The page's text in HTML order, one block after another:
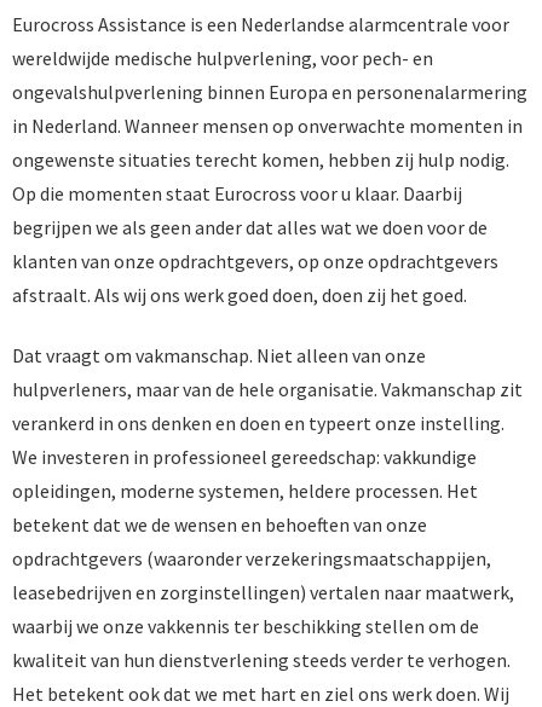
Eurocross Assistance is een Nederlandse alarmcentrale voor
wereldwijde medische hulpverlening, voor pech- en
ongevalshulpverlening binnen Europa en personenalarmering
in Nederland. Wanneer mensen op onverwachte momenten in
ongewenste situaties terecht komen, hebben zij hulp nodig.
Op die momenten staat Eurocross voor u klaar. Daarbij
begrijpen we als geen ander dat alles wat we doen voor de
klanten van onze opdrachtgevers, op onze opdrachtgevers
afstraalt. Als wij ons werk goed doen, doen zij het goed.
Dat vraagt om vakmanschap. Niet alleen van onze
hulpverleners, maar van de hele organisatie. Vakmanschap zit
verankerd in ons denken en doen en typeert onze instelling.
We investeren in professioneel gereedschap: vakkundige
opleidingen, moderne systemen, heldere processen. Het
betekent dat we de wensen en behoeften van onze
opdrachtgevers (waaronder verzekeringsmaatschappijen,
leasebedrijven en zorginstellingen) vertalen naar maatwerk,
waarbij we onze vakkennis ter beschikking stellen om de
kwaliteit van hun dienstverlening steeds verder te verhogen.
Het betekent ook dat we met hart en ziel ons werk doen. Wij